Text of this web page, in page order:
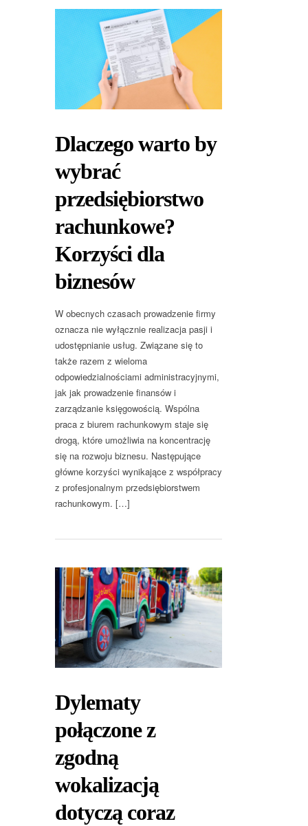
Dlaczego warto by
wybrać
przedsiębiorstwo
rachunkowe?
Korzyści dla
biznesów
W obecnych czasach prowadzenie firmy
oznacza nie wyłącznie realizacja pasji i
udostępnianie usług. Związane się to
także razem z wieloma
odpowiedzialnościami administracyjnymi,
jak jak prowadzenie finansów i
zarządzanie księgowością. Wspólna
praca z biurem rachunkowym staje się
drogą, które umożliwia na koncentrację
się na rozwoju biznesu. Następujące
główne korzyści wynikające z współpracy
z profesjonalnym przedsiębiorstwem
rachunkowym. […]
Dylematy
połączone z
zgodną
wokalizacją
dotyczą coraz